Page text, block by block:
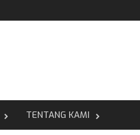
TENTANG KAMI